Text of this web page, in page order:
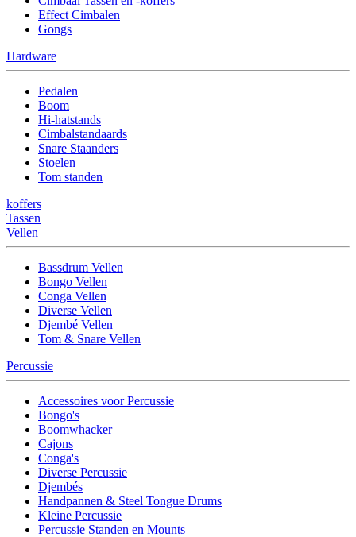
Effect Cimbalen
Gongs
Hardware
Pedalen
Boom
Hi-hatstands
Cimbalstandaards
Snare Staanders
Stoelen
Tom standen
koffers
Tassen
Vellen
Bassdrum Vellen
Bongo Vellen
Conga Vellen
Diverse Vellen
Djembé Vellen
Tom & Snare Vellen
Percussie
Accessoires voor Percussie
Bongo's
Boomwhacker
Cajons
Conga's
Diverse Percussie
Djembés
Handpannen & Steel Tongue Drums
Kleine Percussie
Percussie Standen en Mounts